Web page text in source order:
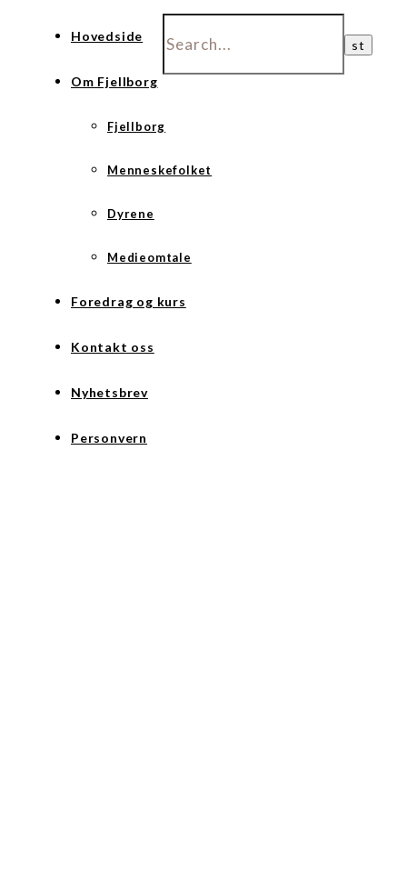
Hovedside
Om Fjellborg
Fjellborg
Menneskefolket
Dyrene
Medieomtale
Foredrag og kurs
Kontakt oss
Nyhetsbrev
Personvern